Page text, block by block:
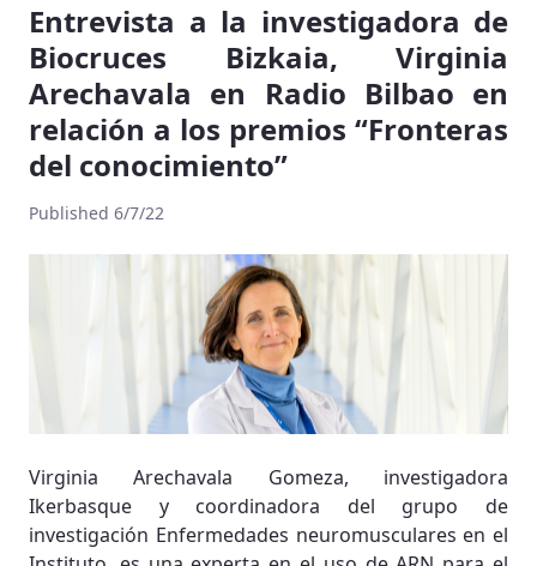
Entrevista a la investigadora de
Biocruces Bizkaia, Virginia
Arechavala en Radio Bilbao en
relación a los premios “Fronteras
del conocimiento”
Published 6/7/22
Virginia Arechavala Gomeza, investigadora
Ikerbasque y coordinadora del grupo de
investigación Enfermedades neuromusculares en el